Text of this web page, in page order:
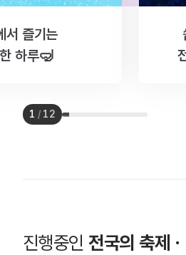
서 즐기는
하루🤿
1 / 12
진행중인전국의 축제